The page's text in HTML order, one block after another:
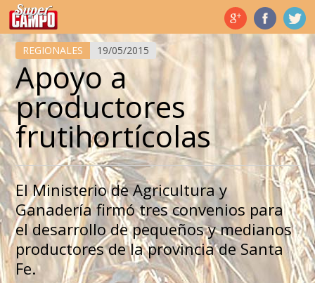
Temas de hoy
REGIONALES 19/05/2015
Apoyo a
productores
frutihortícolas
El Ministerio de Agricultura y
Ganadería firmó tres convenios para
el desarrollo de pequeños y medianos
productores de la provincia de Santa
Fe.